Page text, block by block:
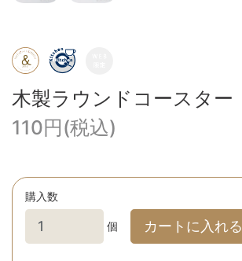
木製ラウンドコースター
110円(税込)
購入数
個 カートに入れる